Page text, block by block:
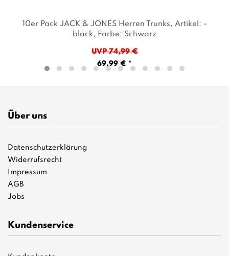
10er Pack JACK & JONES Herren Trunks , Artikel: -
black , Farbe: Schwarz
UVP 74,99 €
69,99 € *
Über uns
Datenschutzerklärung
Widerrufsrecht
Impressum
AGB
Jobs
Kundenservice